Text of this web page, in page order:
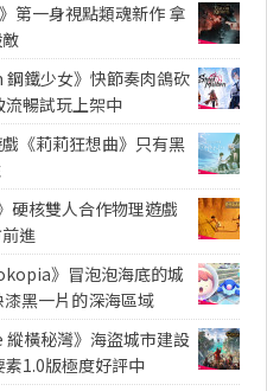
第一身視點類魂新作 拿
鋼鐵少女》快節奏肉鴿砍
暢試玩上架中
《莉莉狂想曲》只有黑
硬核雙人合作物理遊戲
進
》冒泡泡海底的城
黑一片的深海區域
縱橫秘灣》海盜城市建設
1.0版極度好評中